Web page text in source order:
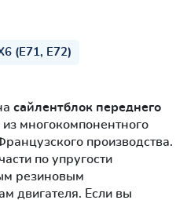
(E71, E72)
сайлентблок переднего
из многокомпонентного
производства.
по упругости
резиновым
двигателя. Если вы